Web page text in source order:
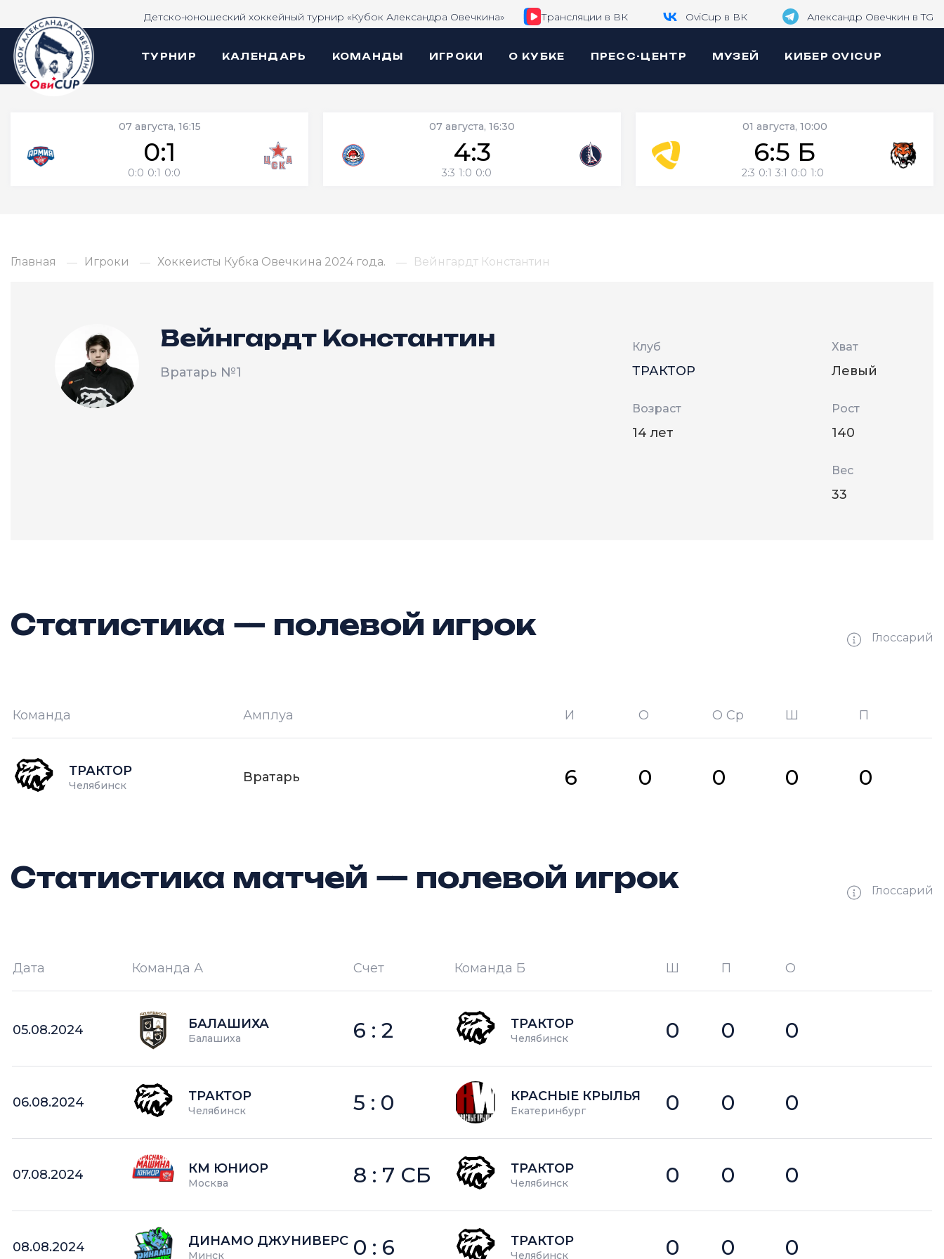
Детско-юношеский хоккейный турнир «Кубок Александра Овечкина» Трансляции в ВК OviCup в ВК Александр Овечкин в TG
ТУРНИР КАЛЕНДАРЬ КОМАНДЫ ИГРОКИ О КУБКЕ ПРЕСС-ЦЕНТР МУЗЕЙ КИБЕР OVICUP
07 августа, 16:15
0:1
0:0 0:1 0:0
07 августа, 16:30
4:3
3:3 1:0 0:0
01 августа, 10:00
6:5 Б
2:3 0:1 3:1 0:0 1:0
Главная Игроки Хоккеисты Кубка Овечкина 2024 года. Вейнгардт Константин
Вейнгардт Константин
Вратарь №1
Клуб
ТРАКТОР
Возраст
14 лет
Хват
Левый
Рост
140
Вес
33
Статистика — полевой игрок Глоссарий
Команда Амплуа И О О Ср Ш П
ТРАКТОР
Челябинск
Вратарь 6 0 0 0 0
Статистика матчей — полевой игрок Глоссарий
Дата Команда А Счет Команда Б Ш П О
05.08.2024 БАЛАШИХА
Балашиха 6 : 2 ТРАКТОР
Челябинск 0 0 0
06.08.2024 ТРАКТОР
Челябинск 5 : 0 КРАСНЫЕ КРЫЛЬЯ
Екатеринбург 0 0 0
07.08.2024 КМ ЮНИОР
Москва 8 : 7 СБ ТРАКТОР
Челябинск 0 0 0
08.08.2024 ДИНАМО ДЖУНИВЕРС
Минск 0 : 6 ТРАКТОР
Челябинск 0 0 0